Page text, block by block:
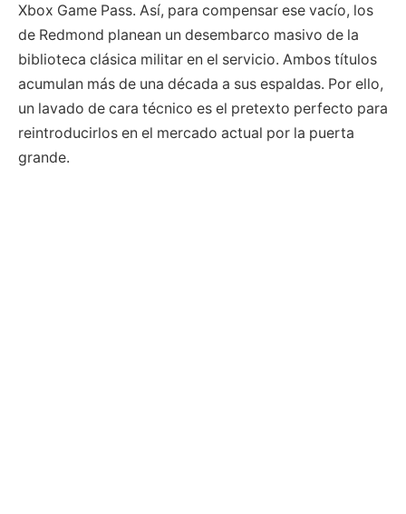
Xbox Game Pass. Así, para compensar ese vacío, los
de Redmond planean un desembarco masivo de la
biblioteca clásica militar en el servicio. Ambos títulos
acumulan más de una década a sus espaldas. Por ello,
un lavado de cara técnico es el pretexto perfecto para
reintroducirlos en el mercado actual por la puerta
grande.